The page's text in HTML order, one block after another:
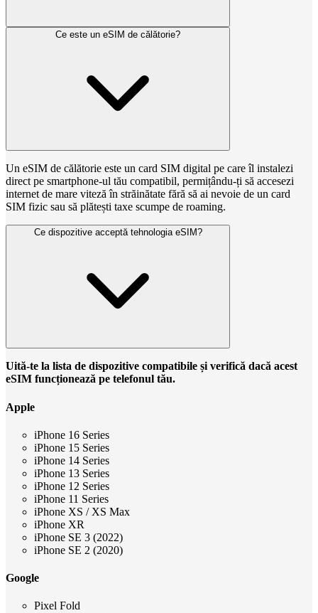
Ce este un eSIM de călătorie?
Un eSIM de călătorie este un card SIM digital pe care îl instalezi
direct pe smartphone-ul tău compatibil, permițându-ți să accesezi
internet de mare viteză în străinătate fără să ai nevoie de un card
SIM fizic sau să plătești taxe scumpe de roaming.
Ce dispozitive acceptă tehnologia eSIM?
Uită-te la lista de dispozitive compatibile și verifică dacă acest
eSIM funcționează pe telefonul tău.
Apple
iPhone 16 Series
iPhone 15 Series
iPhone 14 Series
iPhone 13 Series
iPhone 12 Series
iPhone 11 Series
iPhone XS / XS Max
iPhone XR
iPhone SE 3 (2022)
iPhone SE 2 (2020)
Google
Pixel Fold